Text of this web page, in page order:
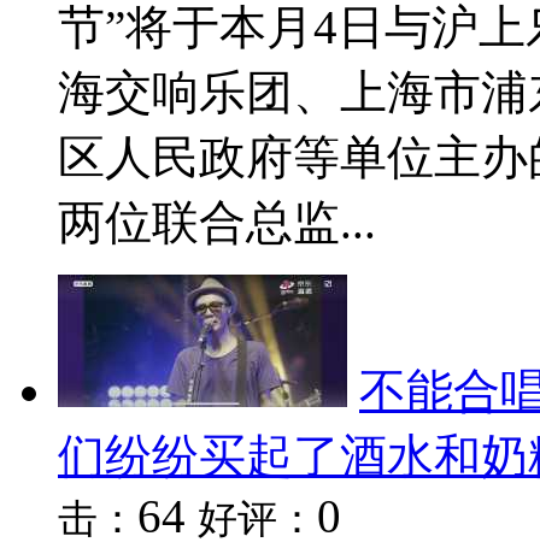
节”将于本月4日与沪
海交响乐团、上海市
区人民政府等单位主
两位联合总监...
不能合
们纷纷买起了酒水和奶
击： 64 好评： 0